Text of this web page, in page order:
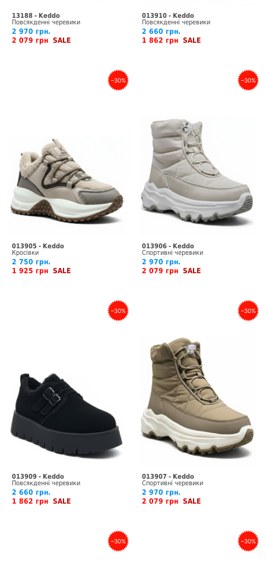
13188 - Keddo
Повсякденні черевики
2 970 грн.
2 079 грн SALE
013910 - Keddo
Повсякденні черевики
2 660 грн.
1 862 грн SALE
–30%
013905 - Keddo
Кросівки
2 750 грн.
1 925 грн SALE
–30%
013906 - Keddo
Спортивні черевики
2 970 грн.
2 079 грн SALE
–30%
013909 - Keddo
Повсякденні черевики
2 660 грн.
1 862 грн SALE
–30%
013907 - Keddo
Спортивні черевики
2 970 грн.
2 079 грн SALE
–30% –30%